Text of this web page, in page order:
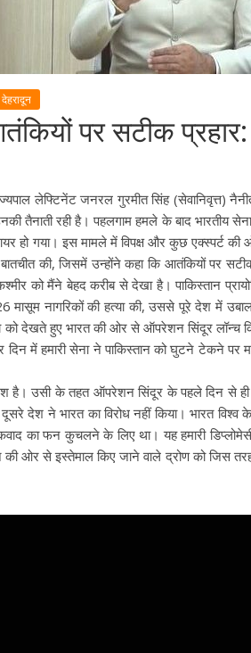
देहरादून
पर सटीक प्रहार:
लेफ्टिनेंट जनरल गुरमीत सिंह (सेवानिवृत्त)
तैनाती रही है। पहलगाम हमले के बाद भारतीय
हो गया। इस मामले में विपक्ष और कुछ एक्स्पर्ट
की, जिसमें उन्होंने कहा कि आतंकियों पर
को मैंने बेहद करीब से देखा है। पाकिस्तान
मासूम नागरिकों की हत्या की, उससे पूरे देश में
को देखते हुए भारत की ओर से ऑपरेशन सिंदूर लॉन्च
दिन में हमारी सेना ने पाकिस्तान को घुटने टेकने
है। उसी के तहत ऑपरेशन सिंदूर के पहले दिन से
देश ने भारत का विरोध नहीं किया। भारत
का फन कुचलने के लिए था। यह हमारी
की ओर से इस्तेमाल किए जाने वाले द्रोण को